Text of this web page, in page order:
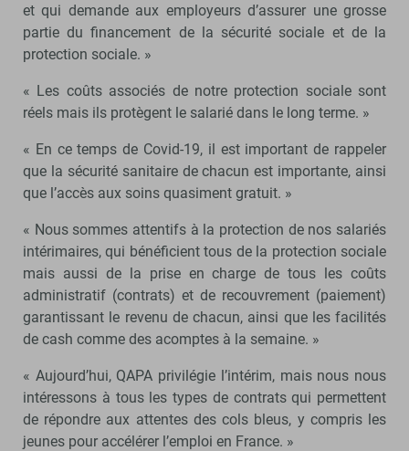
et qui demande aux employeurs d’assurer une grosse
partie du financement de la sécurité sociale et de la
protection sociale. »
« Les coûts associés de notre protection sociale sont
réels mais ils protègent le salarié dans le long terme. »
« En ce temps de Covid-19, il est important de rappeler
que la sécurité sanitaire de chacun est importante, ainsi
que l’accès aux soins quasiment gratuit. »
« Nous sommes attentifs à la protection de nos salariés
intérimaires, qui bénéficient tous de la protection sociale
mais aussi de la prise en charge de tous les coûts
administratif (contrats) et de recouvrement (paiement)
garantissant le revenu de chacun, ainsi que les facilités
de cash comme des acomptes à la semaine. »
« Aujourd’hui, QAPA privilégie l’intérim, mais nous nous
intéressons à tous les types de contrats qui permettent
de répondre aux attentes des cols bleus, y compris les
jeunes pour accélérer l’emploi en France. »